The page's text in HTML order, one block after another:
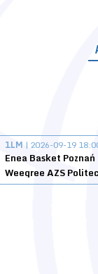
1LM | 2026-09-19
Enea Basket Poznań